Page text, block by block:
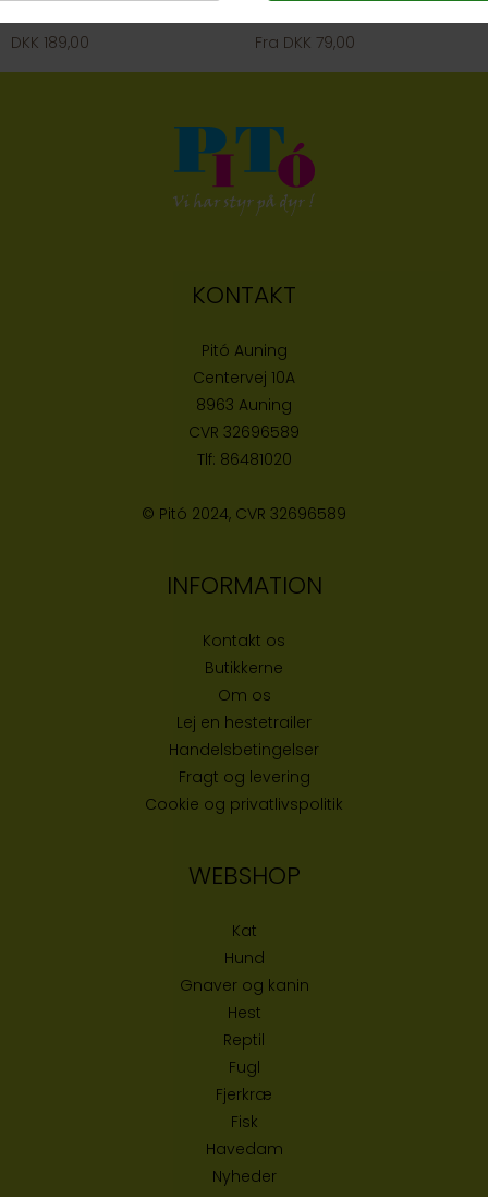
DKK 189,00
Fra DKK 79,00
KONTAKT
Pitó Auning
Centervej 10A
8963 Auning
CVR 32696589
Tlf: 86481020
© Pitó 2024, CVR 32696589
INFORMATION
Kontakt os
Butikkerne
Om os
Lej en hestetrailer
Handelsbetingelser
Fragt og levering
Cookie og privatlivspolitik
WEBSHOP
Kat
Hund
Gnaver og kanin
Hest
Reptil
Fugl
Fjerkræ
Fisk
Havedam
Nyheder